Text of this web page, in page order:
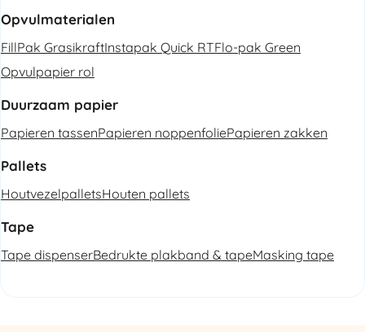
Opvulmaterialen
FillPak GrasikraftInstapak Quick RTFlo-pak Green
Opvulpapier rol
Duurzaam papier
Papieren tassenPapieren noppenfoliePapieren zakken
Pallets
HoutvezelpalletsHouten pallets
Tape
Tape dispenserBedrukte plakband & tapeMasking tape